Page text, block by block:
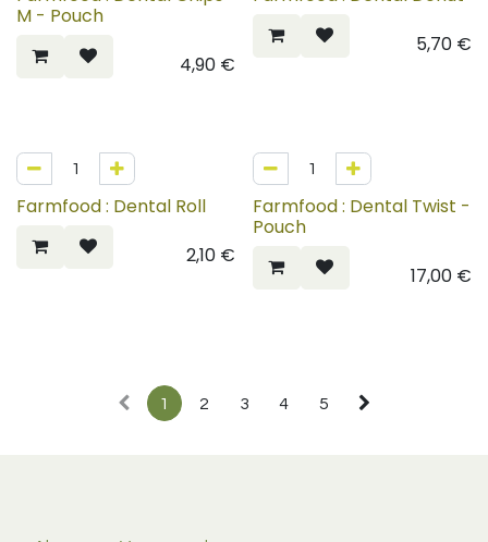
M - Pouch
4,90€
5,70€
Farmfood : Dental Roll
2,10€
Farmfood : Dental Twist -
Pouch
17,00€
1 2 3 4 5